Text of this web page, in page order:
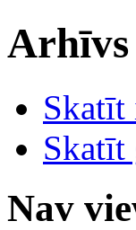
Arhīvs
Skatīt
Nav